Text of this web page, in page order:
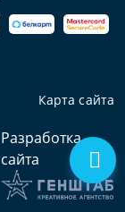
Карта сайта
Разработка
сайта